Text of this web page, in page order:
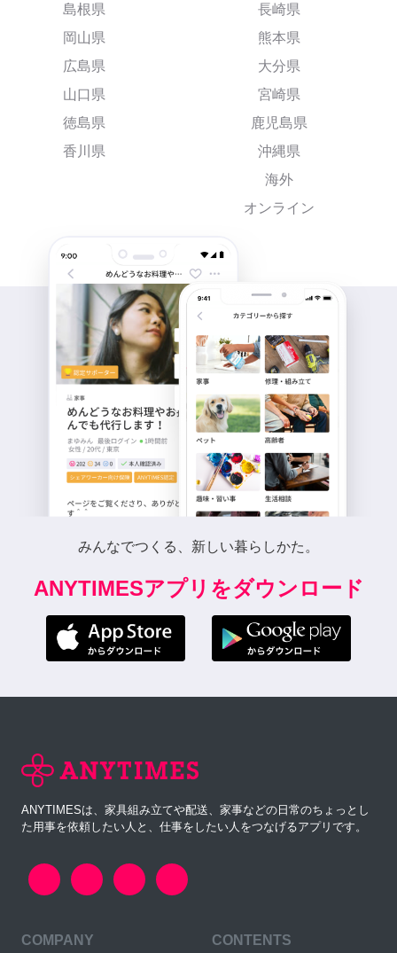
島根県
岡山県
広島県
山口県
徳島県
香川県
長崎県
熊本県
大分県
宮崎県
鹿児島県
沖縄県
海外
オンライン
みんなでつくる、新しい暮らしかた。
ANYTIMESアプリをダウンロード
ANYTIMESは、家具組み立てや配送、家事などの日常のちょっとし
た用事を依頼したい人と、仕事をしたい人をつなげるアプリです。
COMPANY CONTENTS